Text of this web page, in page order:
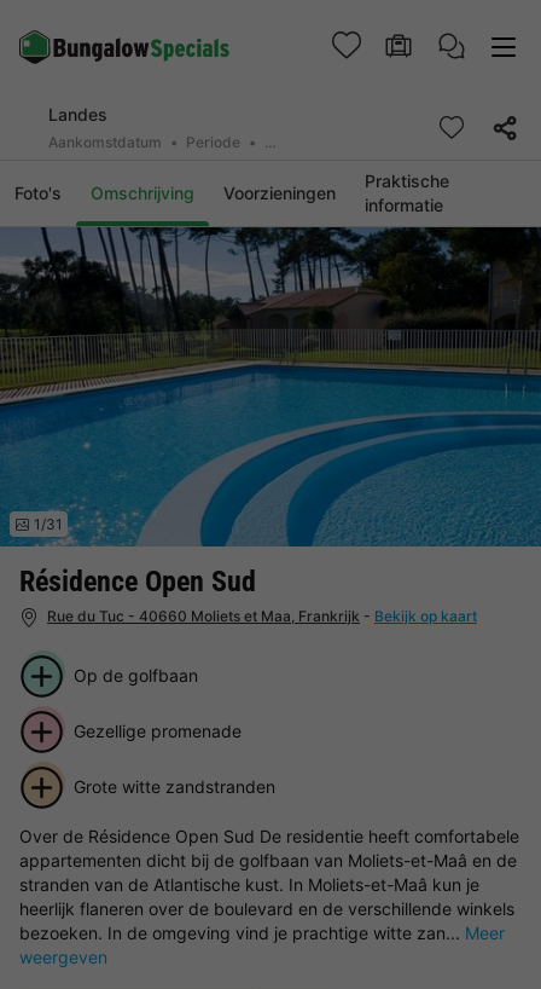
Landes
Aankomstdatum Periode 2 personen, 0 huisdier
Foto's Omschrijving Voorzieningen
Praktische
informatie
Résidence Open Sud
Rue du Tuc - 40660 Moliets et Maa, Frankrijk - Bekijk op kaart
1/31
Op de golfbaan
Gezellige promenade
Grote witte zandstranden
Over de Résidence Open Sud De residentie heeft comfortabele
appartementen dicht bij de golfbaan van Moliets-et-Maâ en de
stranden van de Atlantische kust. In Moliets-et-Maâ kun je
heerlijk flaneren over de boulevard en de verschillende winkels
bezoeken. In de omgeving vind je prachtige witte zan... Meer
weergeven